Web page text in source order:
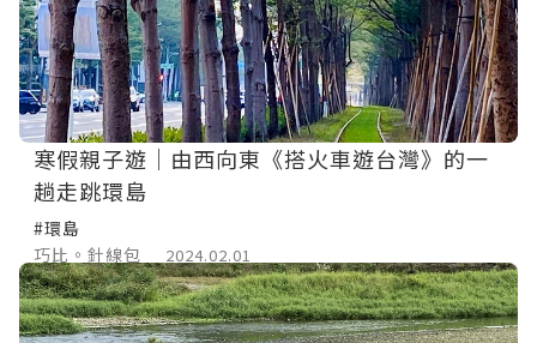
寒假親子遊｜由西向東《搭火車遊台灣》的一
趟走跳環島
#環島
巧比。針線包
2024.02.01